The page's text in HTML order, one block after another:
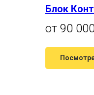
Блок
от 90